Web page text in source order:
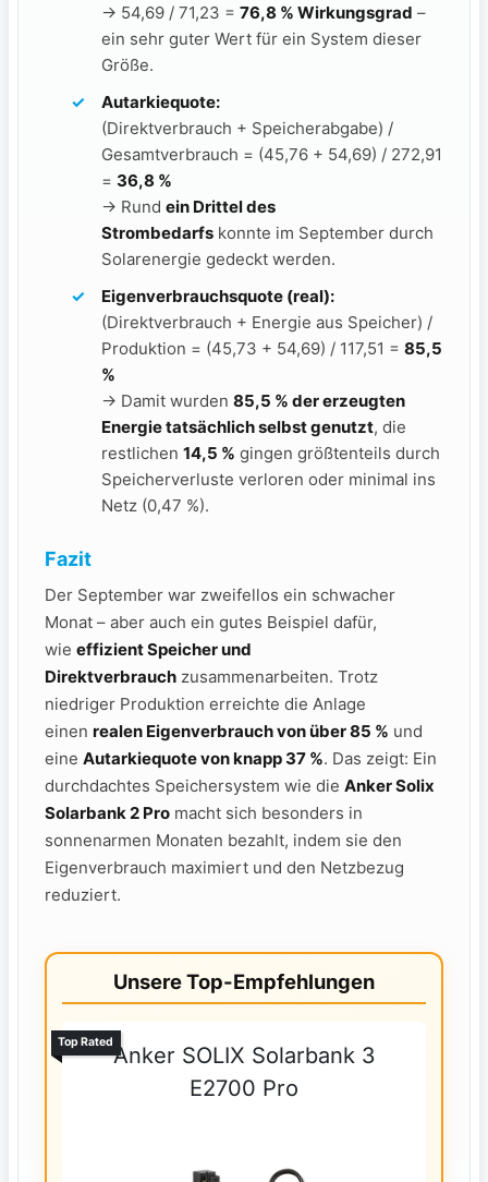
→ 54,69 / 71,23 = 76,8 % Wirkungsgrad –
ein sehr guter Wert für ein System dieser
Größe.
Autarkiequote:
(Direktverbrauch + Speicherabgabe) /
Gesamtverbrauch = (45,76 + 54,69) / 272,91
= 36,8 %
→ Rund ein Drittel des
Strombedarfs konnte im September durch
Solarenergie gedeckt werden.
Eigenverbrauchsquote (real):
(Direktverbrauch + Energie aus Speicher) /
Produktion = (45,73 + 54,69) / 117,51 = 85,5
%
→ Damit wurden 85,5 % der erzeugten
Energie tatsächlich selbst genutzt, die
restlichen 14,5 % gingen größtenteils durch
Speicherverluste verloren oder minimal ins
Netz (0,47 %).
Fazit
Der September war zweifellos ein schwacher
Monat – aber auch ein gutes Beispiel dafür,
wie effizient Speicher und
Direktverbrauch zusammenarbeiten. Trotz
niedriger Produktion erreichte die Anlage
einen realen Eigenverbrauch von über 85 % und
eine Autarkiequote von knapp 37 %. Das zeigt: Ein
durchdachtes Speichersystem wie die Anker Solix
Solarbank 2 Pro macht sich besonders in
sonnenarmen Monaten bezahlt, indem sie den
Eigenverbrauch maximiert und den Netzbezug
reduziert.
Unsere Top-Empfehlungen
Anker SOLIX Solarbank 3
E2700 Pro
Top Rated